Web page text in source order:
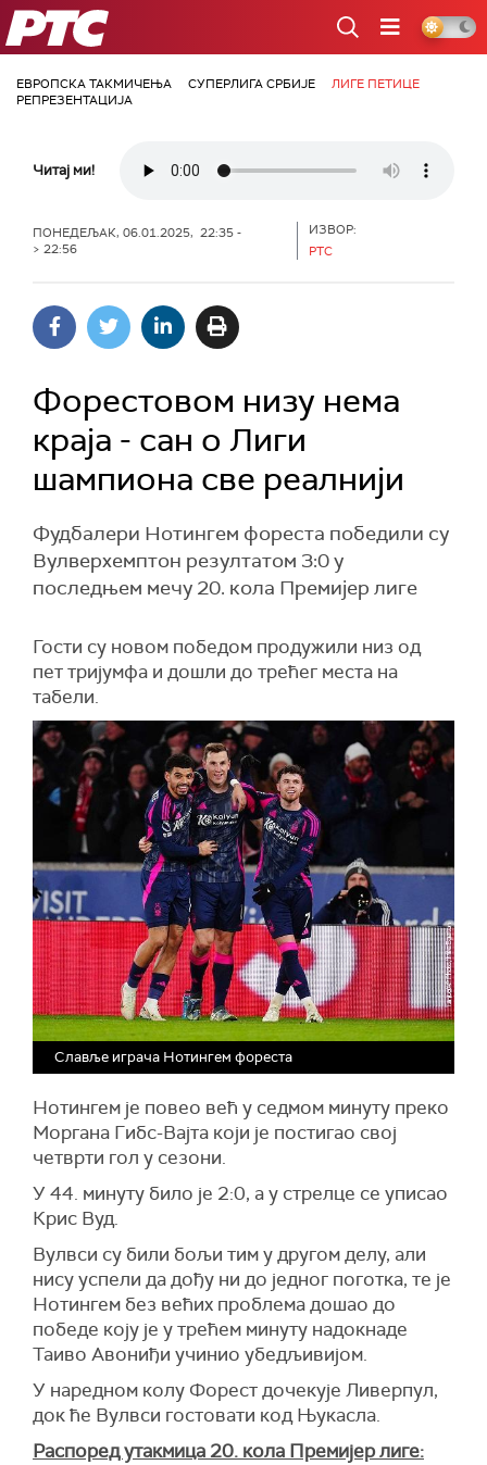
РТС
ЕВРОПСКА ТАКМИЧЕЊА СУПЕРЛИГА СРБИЈЕ
ЛИГЕ ПЕТИЦЕ
РЕПРЕЗЕНТАЦИЈА
Читај ми!
ПОНЕДЕЉАК, 06.01.2025, 22:35 -
> 22:56
ИЗВОР:
РТС
Форестовом низу нема
краја - сан о Лиги
шампиона све реалнији
Фудбалери Нотингем фореста победили су
Вулверхемптон резултатом 3:0 у
последњем мечу 20. кола Премијер лиге
Гости су новом победом продужили низ од
пет тријумфа и дошли до трећег места на
табели.
Славље играча Нотингем фореста
Нотингем је повео већ у седмом минуту преко
Моргана Гибс-Вајта који је постигао свој
четврти гол у сезони.
У 44. минуту било је 2:0, а у стрелце се уписао
Крис Вуд.
Вулвси су били бољи тим у другом делу, али
нису успели да дођу ни до једног поготка, те је
Нотингем без већих проблема дошао до
победе коју је у трећем минуту надокнаде
Таиво Авониђи учинио убедљивијом.
У наредном колу Форест дочекује Ливерпул,
док ће Вулвси гостовати код Њукасла.
Распоред утакмица 20. кола Премијер лиге: